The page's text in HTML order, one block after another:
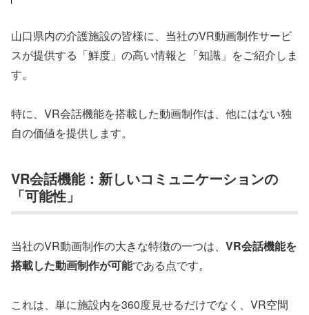
山口県内の介護施設の皆様に、当社のVR動画制作サービ
スが提供する「鮮度」の高い情報と「知識」をご紹介しま
す。
特に、VR会話機能を搭載した動画制作は、他にはない独
自の価値を提供します。
VR会話機能：新しいコミュニケーションの
「可能性」
当社のVR動画制作の大きな特徴の一つは、 VR会話機能を
搭載した動画制作が可能である点です。
これは、単に施設内を360度見せるだけでなく、VR空間